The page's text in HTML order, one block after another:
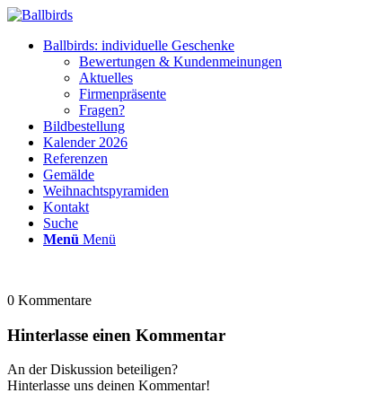
Ballbirds: individuelle Geschenke
Bewertungen & Kundenmeinungen
Aktuelles
Firmenpräsente
Fragen?
Bildbestellung
Kalender 2026
Referenzen
Gemälde
Weihnachtspyramiden
Kontakt
Suche
Menü Menü
0 Kommentare
Hinterlasse einen Kommentar
An der Diskussion beteiligen?
Hinterlasse uns deinen Kommentar!